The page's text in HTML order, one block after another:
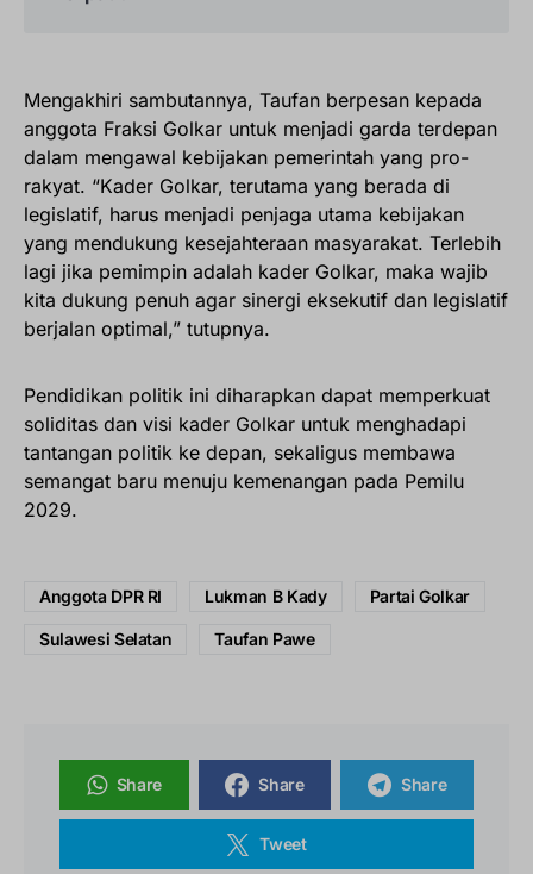
Mengakhiri sambutannya, Taufan berpesan kepada
anggota Fraksi Golkar untuk menjadi garda terdepan
dalam mengawal kebijakan pemerintah yang pro-
rakyat. “Kader Golkar, terutama yang berada di
legislatif, harus menjadi penjaga utama kebijakan
yang mendukung kesejahteraan masyarakat. Terlebih
lagi jika pemimpin adalah kader Golkar, maka wajib
kita dukung penuh agar sinergi eksekutif dan legislatif
berjalan optimal,” tutupnya.
Pendidikan politik ini diharapkan dapat memperkuat
soliditas dan visi kader Golkar untuk menghadapi
tantangan politik ke depan, sekaligus membawa
semangat baru menuju kemenangan pada Pemilu
2029.
Anggota DPR RI Lukman B Kady Partai Golkar
Sulawesi Selatan Taufan Pawe
Share Share Share
Tweet